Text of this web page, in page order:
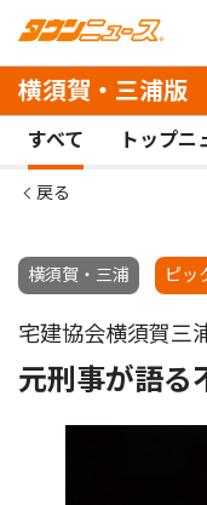
横須賀・三浦版
すべて トップニ
戻る
横須賀・三浦 ピッ
宅建協会横須賀三
元刑事が語る